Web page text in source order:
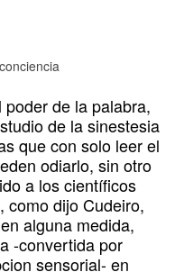
de la palabra,
de la sinestesia
que con solo leer el
odiarlo, sin otro
a los científicos
como dijo Cudeiro,
alguna medida,
-convertida por
sensorial- en